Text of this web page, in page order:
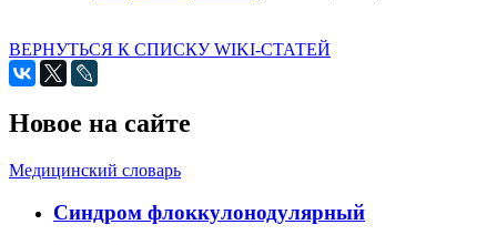
ВЕРНУТЬСЯ К СПИСКУ WIKI-СТАТЕЙ
Новое на сайте
Медицинский словарь
Cиндром флоккулонодулярный